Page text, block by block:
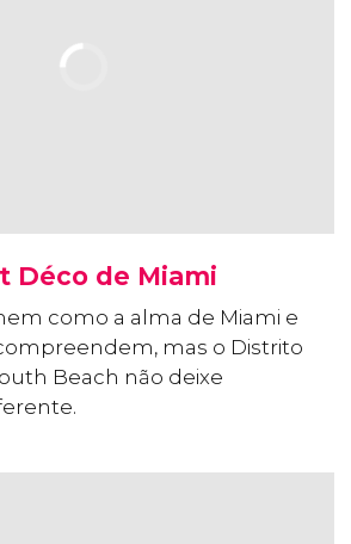
Déco de Miami
como a alma de Miami e
mas o Distrito
Beach não deixe